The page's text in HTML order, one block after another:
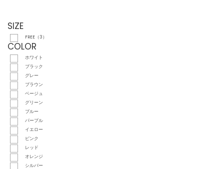
SIZE
FREE（3）
COLOR
ホワイト
ブラック
グレー
ブラウン
ベージュ
グリーン
ブルー
パープル
イエロー
ピンク
レッド
オレンジ
シルバー